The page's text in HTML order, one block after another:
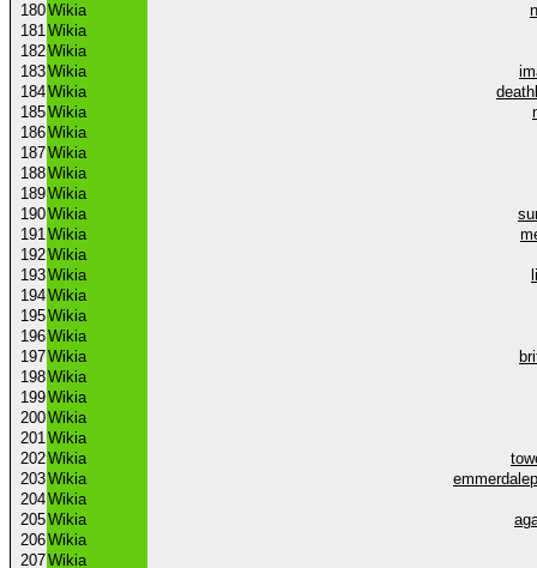
180Wikia
181Wikia
182Wikia
183Wikia
184Wikia
185Wikia
186Wikia
187Wikia
188Wikia
189Wikia
190Wikia
191Wikia
192Wikia
193Wikia
194Wikia
195Wikia
196Wikia
197Wikia
198Wikia
199Wikia
200Wikia
201Wikia
202Wikia
203Wikia
204Wikia
205Wikia
206Wikia
207Wikia